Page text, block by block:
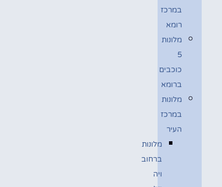
במרכז
רומא
מלונות
5
כוכבים
ברומא
מלונות
במרכז
העיר
מלונות
ברחוב
ויה